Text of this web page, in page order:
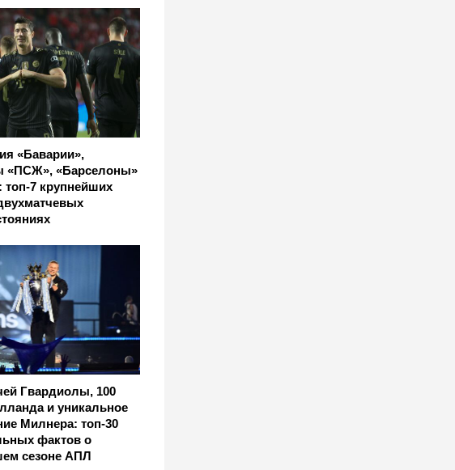
«Баварии»,
«ПСЖ», «Барселоны»
топ-7 крупнейших
Гвардиолы, 100
и уникальное
Милнера: топ-30
фактов о
сезоне АПЛ